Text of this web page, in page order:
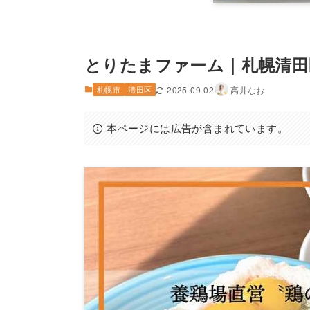
とりたまファーム｜札幌清
札幌市 清田区 2025-09-02 高井なお
本ページには広告が含まれています。